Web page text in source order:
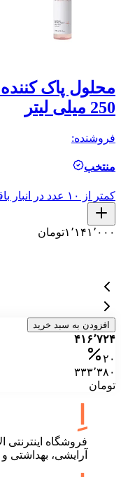
محلول پاک
250 میلی لیتر
فروشنده:
منتخب
کمتر از ۱۰ عدد در انبار باقی مانده
۱٬۱۴۱٬۰۰۰تومان
افزودن به سبد خرید
۴۱۶٬۷۲۴
۲۰
۳۳۳٬۳۸۰
تومان
فروشگاه اینترنتی
آرایشی، بهداشتی